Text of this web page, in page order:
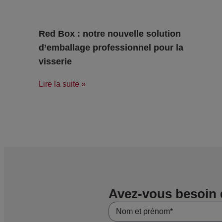
Red Box : notre nouvelle solution
d’emballage professionnel pour la
visserie
Lire la suite »
Avez-vous